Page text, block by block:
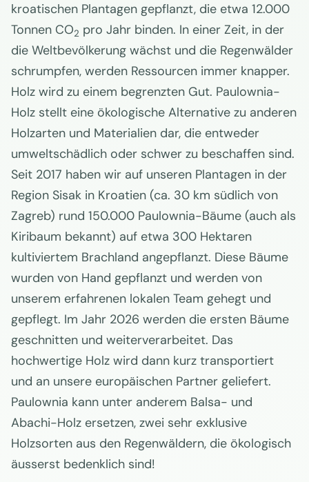
kroatischen Plantagen gepflanzt, die etwa 12.000
Tonnen CO2 pro Jahr binden. In einer Zeit, in der
die Weltbevölkerung wächst und die Regenwälder
schrumpfen, werden Ressourcen immer knapper.
Holz wird zu einem begrenzten Gut. Paulownia-
Holz stellt eine ökologische Alternative zu anderen
Holzarten und Materialien dar, die entweder
umweltschädlich oder schwer zu beschaffen sind.
Seit 2017 haben wir auf unseren Plantagen in der
Region Sisak in Kroatien (ca. 30 km südlich von
Zagreb) rund 150.000 Paulownia-Bäume (auch als
Kiribaum bekannt) auf etwa 300 Hektaren
kultiviertem Brachland angepflanzt. Diese Bäume
wurden von Hand gepflanzt und werden von
unserem erfahrenen lokalen Team gehegt und
gepflegt. Im Jahr 2026 werden die ersten Bäume
geschnitten und weiterverarbeitet. Das
hochwertige Holz wird dann kurz transportiert
und an unsere europäischen Partner geliefert.
Paulownia kann unter anderem Balsa- und
Abachi-Holz ersetzen, zwei sehr exklusive
Holzsorten aus den Regenwäldern, die ökologisch
äusserst bedenklich sind!